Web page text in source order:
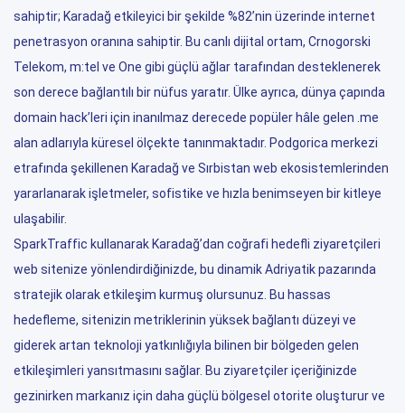
sahiptir; Karadağ etkileyici bir şekilde %82’nin üzerinde internet
penetrasyon oranına sahiptir. Bu canlı dijital ortam, Crnogorski
Telekom, m:tel ve One gibi güçlü ağlar tarafından desteklenerek
son derece bağlantılı bir nüfus yaratır. Ülke ayrıca, dünya çapında
domain hack’leri için inanılmaz derecede popüler hâle gelen .me
alan adlarıyla küresel ölçekte tanınmaktadır. Podgorica merkezi
etrafında şekillenen Karadağ ve Sırbistan web ekosistemlerinden
yararlanarak işletmeler, sofistike ve hızla benimseyen bir kitleye
ulaşabilir.
SparkTraffic kullanarak Karadağ’dan coğrafi hedefli ziyaretçileri
web sitenize yönlendirdiğinizde, bu dinamik Adriyatik pazarında
stratejik olarak etkileşim kurmuş olursunuz. Bu hassas
hedefleme, sitenizin metriklerinin yüksek bağlantı düzeyi ve
giderek artan teknoloji yatkınlığıyla bilinen bir bölgeden gelen
etkileşimleri yansıtmasını sağlar. Bu ziyaretçiler içeriğinizde
gezinirken markanız için daha güçlü bölgesel otorite oluşturur ve